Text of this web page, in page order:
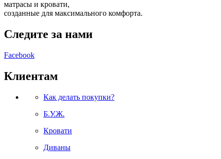
матрасы и кровати,
созданные для максимального комфорта.
Следите за нами
Facebook
Клиентам
Как делать покупки?
Б.У.Ж.
Кровати
Диваны